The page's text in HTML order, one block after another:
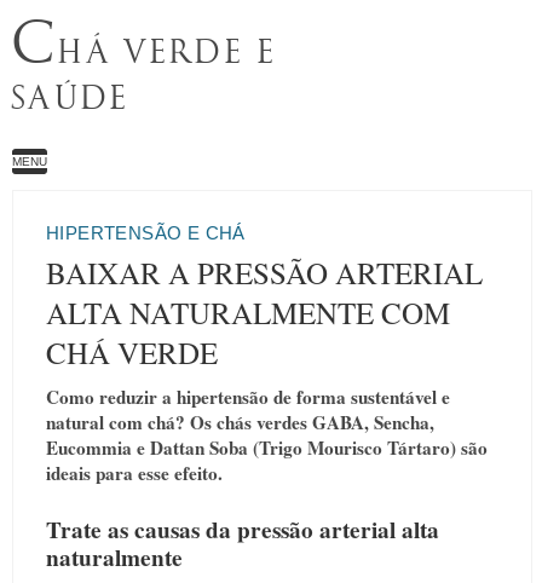
CHÁ VERDE E
SAÚDE
MENU
HIPERTENSÃO E CHÁ
BAIXAR A PRESSÃO ARTERIAL
ALTA NATURALMENTE COM
CHÁ VERDE
Como reduzir a hipertensão de forma sustentável e
natural com chá? Os chás verdes GABA, Sencha,
Eucommia e Dattan Soba (Trigo Mourisco Tártaro) são
ideais para esse efeito.
Trate as causas da pressão arterial alta
naturalmente